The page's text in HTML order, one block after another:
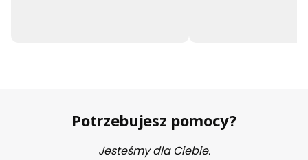
Potrzebujesz pomocy?
Jesteśmy dla Ciebie.